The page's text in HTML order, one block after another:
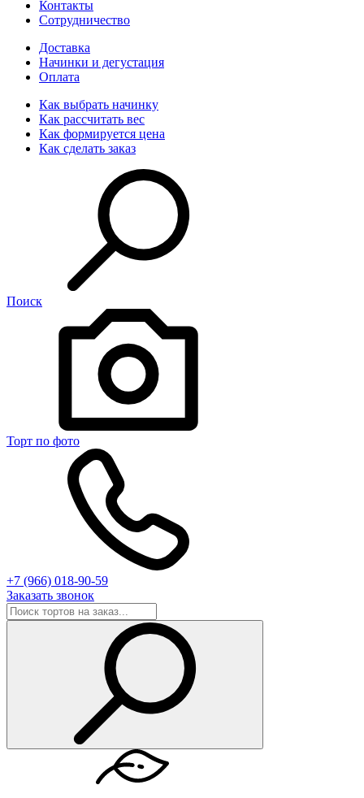
Контакты
Сотрудничество
Доставка
Начинки и дегустация
Оплата
Как выбрать начинку
Как рассчитать вес
Как формируется цена
Как сделать заказ
Поиск
Торт по фото
+7 (966) 018-90-59
Заказать звонок